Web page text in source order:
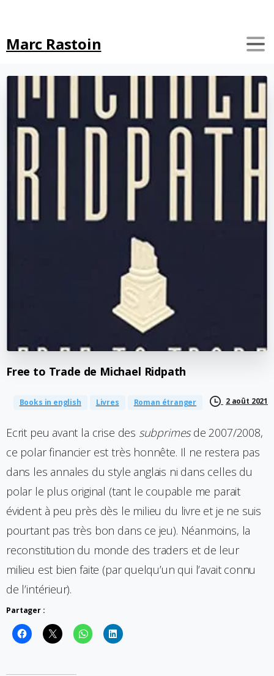
Marc Rastoin
Free to Trade de Michael Ridpath
Books in english Livres Roman étranger 2 août 2021
Ecrit peu avant la crise des subprimesde 2007/2008,
ce polar financier est très honnête. Il ne restera pas
dans les annales du style anglais ni dans celles du
polar le plus original (tant le coupable me parait
évident à peu près dès le milieu du livre et je ne suis
pourtant pas très bon dans ce jeu). Néanmoins, la
reconstitution du monde des traders et de leur
milieu est bien faite (par quelqu’un qui l’avait connu
de l’intérieur).
Partager :